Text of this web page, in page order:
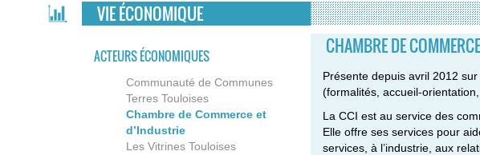
VIE ÉCONOMIQUE
ACTEURS ÉCONOMIQUES
Communauté de Communes
Terres Touloises
Chambre de Commerce et
d’Industrie
Les Vitrines Touloises
CHAMBRE DE
Présente depuis avril 2012
(formalités, accueil-
La CCI est au service des
Elle offre ses services pour
services, à l’industrie, aux